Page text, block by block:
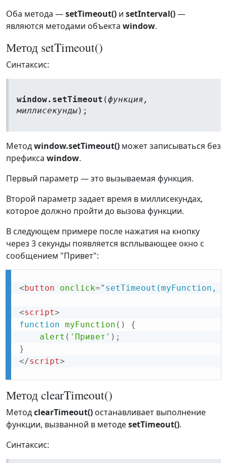
Оба метода —setTimeout() и setInterval()—
являются методами объекта window.
Метод setTimeout()
Синтаксис:
window.setTimeout (функция,
миллисекунды);
Методwindow.setTimeout() может записываться без
префикса window.
Первый параметр — это вызываемая функция.
Второй параметр задает время в миллисекундах,
которое должно пройти до вызова функции.
В следующем примере после нажатия на кнопку
через 3 секунды появляется всплывающее окно с
сообщением "Привет":
< button onclick=" setTimeout(myFunction,
<script>
function myFunction ( )
{
alert ( 'Привет' ) ;
}
</script>
Метод clearTimeout()
МетодclearTimeout() останавливает выполнение
функции, вызванной в методеsetTimeout().
Синтаксис: